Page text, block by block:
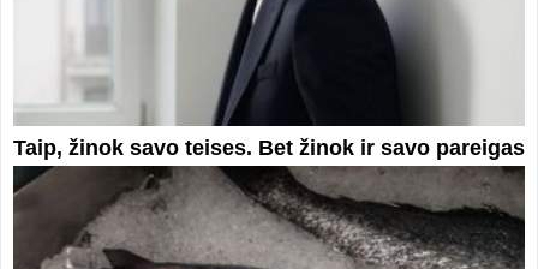
Taip, žinok savo teises. Bet žinok ir savo pareigas